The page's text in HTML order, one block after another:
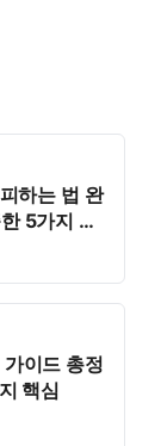
하는 법 완
5가지 대
이드 총정
핵심